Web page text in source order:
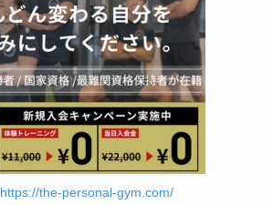
https://the-personal-gym.com/